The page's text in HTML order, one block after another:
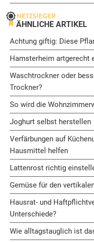
ÄHNLICHE ARTIKEL
Achtung giftig: Diese
Hamsterheim artgerecht
Waschtrockner oder
Trockner?
So wird die
Joghurt selbst herstellen
Verfärbungen auf
Hausmittel helfen
Lattenrost richtig
Gemüse für den
Hausrat- und
Unterschiede?
Wie alltagstauglich ist